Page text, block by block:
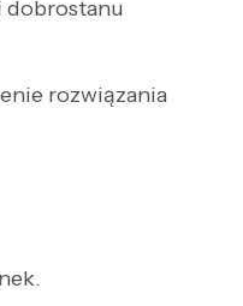
rozwiązania